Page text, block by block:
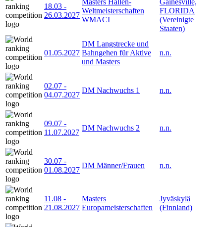
18.03 -
26.03.2027
Masters Hallen-
Weltmeisterschaften
WMACI
Gainesville,
FLORIDA
(Vereinigte
Staaten)
01.05.2027
DM Langstrecke und
Bahngehen für Aktive
und Masters
n.n.
02.07 -
04.07.2027
DM Nachwuchs 1 n.n.
09.07 -
11.07.2027
DM Nachwuchs 2 n.n.
30.07 -
01.08.2027
DM Männer/Frauen n.n.
11.08 -
21.08.2027
Masters
Europameisterschaften
Jyväskylä
(Finnland)